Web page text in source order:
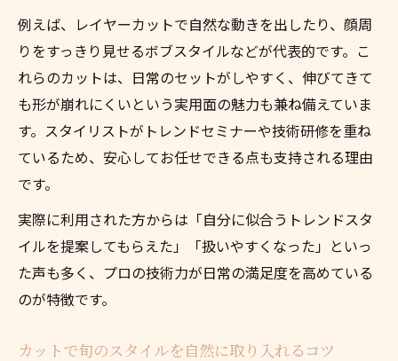
例えば、レイヤーカットで自然な動きを出したり、顔周
りをすっきり見せるボブスタイルなどが代表的です。こ
れらのカットは、日常のセットがしやすく、伸びてきて
も形が崩れにくいという実用面の魅力も兼ね備えていま
す。スタイリストがトレンドセミナーや技術研修を重ね
ているため、安心してお任せできる点も支持される理由
です。
実際に利用された方からは「自分に似合うトレンドスタ
イルを提案してもらえた」「扱いやすくなった」といっ
た声も多く、プロの技術力が日常の満足度を高めている
のが特徴です。
カットで旬のスタイルを自然に取り入れるコツ